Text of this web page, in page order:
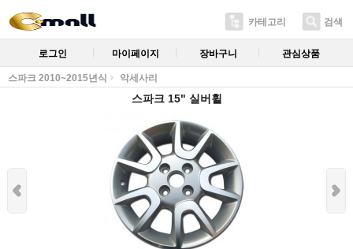
카테고리 검색
로그인 마이페이지 장바구니 관심상품
스파크 2010~2015년식 악세사리
스파크 15" 실버휠